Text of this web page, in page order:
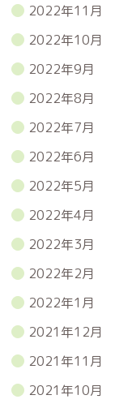
2022年11月
2022年10月
2022年9月
2022年8月
2022年7月
2022年6月
2022年5月
2022年4月
2022年3月
2022年2月
2022年1月
2021年12月
2021年11月
2021年10月